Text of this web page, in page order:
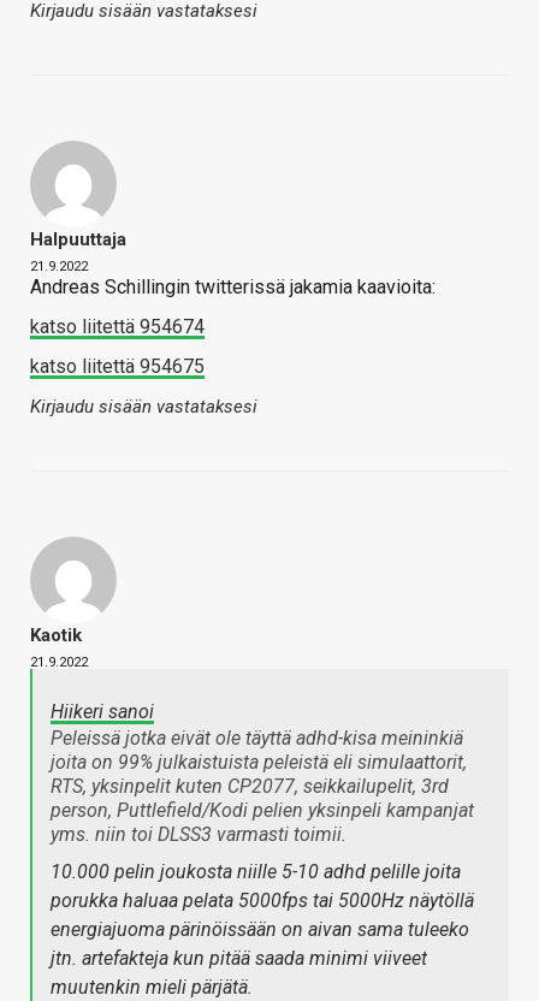
Kirjaudu sisään vastataksesi
Halpuuttaja
21.9.2022
Andreas Schillingin twitterissä jakamia kaavioita:
katso liitettä 954674
katso liitettä 954675
Kirjaudu sisään vastataksesi
Kaotik
21.9.2022
Hiikeri sanoi
Peleissä jotka eivät ole täyttä adhd-kisa meininkiä
joita on 99% julkaistuista peleistä eli simulaattorit,
RTS, yksinpelit kuten CP2077, seikkailupelit, 3rd
person, Puttlefield/Kodi pelien yksinpeli kampanjat
yms. niin toi DLSS3 varmasti toimii.
10.000 pelin joukosta niille 5-10 adhd pelille joita
porukka haluaa pelata 5000fps tai 5000Hz näytöllä
energiajuoma pärinöissään on aivan sama tuleeko
jtn. artefakteja kun pitää saada minimi viiveet
muutenkin mieli pärjätä.